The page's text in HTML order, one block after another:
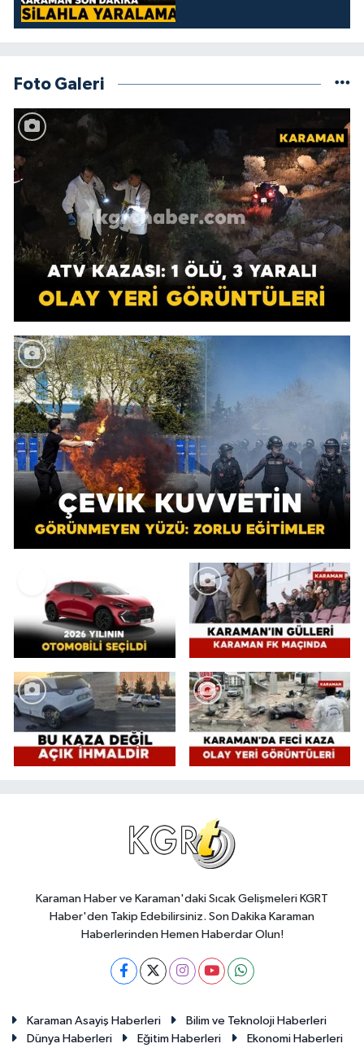
Foto Galeri
Karaman Haber ve Karaman'daki Sıcak Gelişmeleri KGRT
Haber'den Takip Edebilirsiniz. Son Dakika Karaman
Haberlerinden Hemen Haberdar Olun!
Karaman Asayiş Haberleri
Bilim ve Teknoloji Haberleri
Dünya Haberleri
Eğitim Haberleri Ekonomi Haberleri